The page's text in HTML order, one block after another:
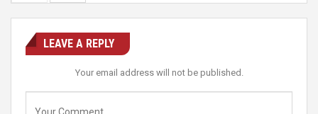
LEAVE A REPLY
Your email address will not be published.